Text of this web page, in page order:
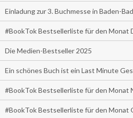
Einladung zur 3. Buchmesse in Baden-
#BookTok Bestsellerliste für den Monat
Die Medien-Bestseller 2025
Ein schönes Buch ist ein Last Minute
#BookTok Bestsellerliste für den Monat
#BookTok Bestsellerliste für den Monat